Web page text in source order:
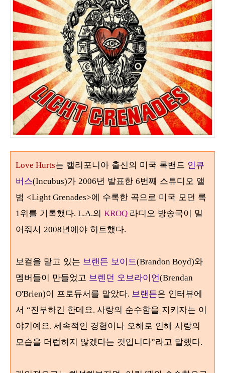
Love Hurts는 캘리포니아 출신의 미국 록밴드 인큐
버스(Incubus)가 2006년 발표한 6번째 스튜디오 앨
범 <Light Grenades>에 수록한 곡으로 미국 모던 록
1위를 기록했다. L.A.의 KROQ 라디오 방송국이 밀
어줘서 2008년에야 히트했다.
보컬을 맡고 있는 브랜든 보이드(Brandon Boyd)와
멤버들이 만들었고 브렌던 오브라이언(Brendan
O'Brien)이 프로듀서를 맡았다. 브랜든은 인터뷰에
서 “진부하긴 한데요. 사랑의 순수함을 지키자는 이
야기예요. 세속적인 경험이나 오해로 인해 사랑의
모습을 더럽히지 않겠다는 것입니다”라고 말했다.